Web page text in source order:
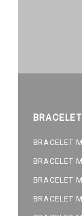
BRACELET
BRACELET
BRACELET
BRACELET